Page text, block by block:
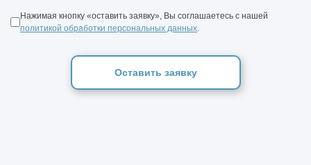
Нажимая кнопку «оставить заявку», Вы соглашаетесь с нашей
политикой обработки персональных данных
Оставить заявку